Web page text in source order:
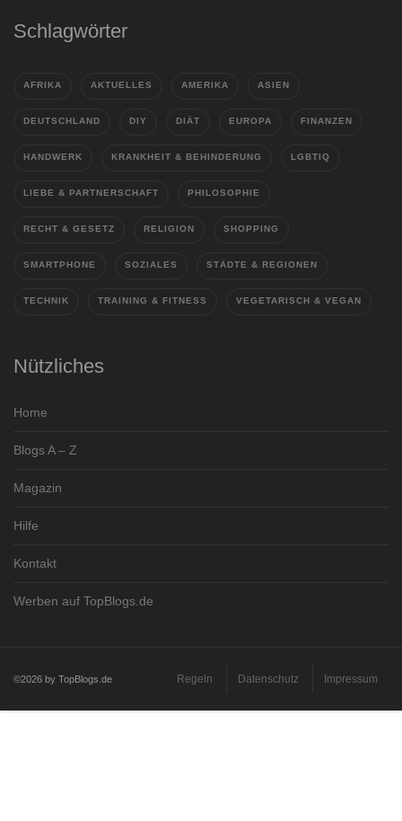
Schlagwörter
AFRIKA AKTUELLES AMERIKA ASIEN
DEUTSCHLAND DIY DIÄT EUROPA FINANZEN
HANDWERK KRANKHEIT & BEHINDERUNG LGBTIQ
LIEBE & PARTNERSCHAFT PHILOSOPHIE
RECHT & GESETZ RELIGION SHOPPING
SMARTPHONE SOZIALES STÄDTE & REGIONEN
TECHNIK TRAINING & FITNESS VEGETARISCH & VEGAN
Nützliches
Home
Blogs A – Z
Magazin
Hilfe
Kontakt
Werben auf TopBlogs.de
©2026 by TopBlogs.de Regeln Datenschutz Impressum